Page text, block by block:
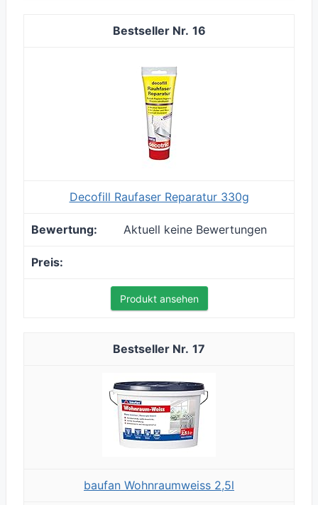
16
Decofill Raufaser Reparatur 330g
Aktuell keine Bewertungen
Produkt ansehen
17
baufan Wohnraumweiss 2,5l